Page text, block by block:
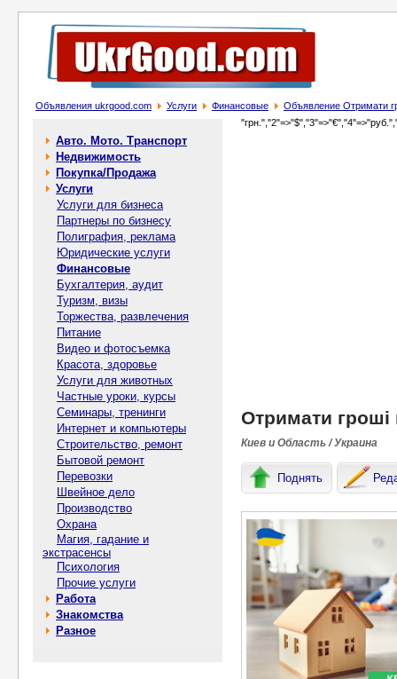
Объявления ukrgood.com Услуги Финансовые Объявление Отримати
Авто. Мото. Транспорт
Недвижимость
Покупка/Продажа
Услуги
Услуги для бизнеса
Партнеры по бизнесу
Полиграфия, реклама
Юридические услуги
Финансовые
Бухгалтерия, аудит
Туризм, визы
Торжества, развлечения
Питание
Видео и фотосъемка
Красота, здоровье
Услуги для животных
Частные уроки, курсы
Семинары, тренинги
Интернет и компьютеры
Строительство, ремонт
Бытовой ремонт
Перевозки
Швейное дело
Производство
Охрана
Магия, гадание и
экстрасенсы
Психология
Прочие услуги
Работа
Знакомства
Разное
Отримати гроші
Киев и Область / Украина
Поднять